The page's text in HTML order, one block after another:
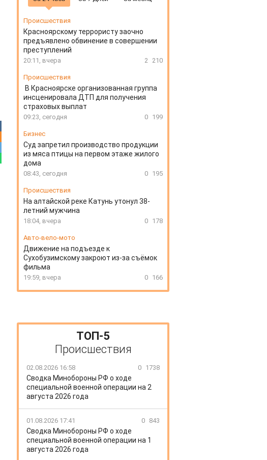
Происшествия
Красноярскому террористу заочно
предъявлено обвинение в совершении
преступлений
20:11, вчера 2 210
Происшествия
В Красноярске организованная группа
инсценировала ДТП для получения
страховых выплат
09:23, сегодня 0 199
Бизнес
Суд запретил производство продукции
из мяса птицы на первом этаже жилого
дома
08:43, сегодня 0 195
Происшествия
На алтайской реке Катунь утонул 38-
летний мужчина
18:04, вчера 0 178
Авто-вело-мото
Движение на подъезде к
Сухобузимскому закроют из-за съёмок
фильма
19:59, вчера 0 166
ТОП-5
Происшествия
02.08.2026 16:58 0 1738
Сводка Минобороны РФ о ходе
специальной военной операции на 2
августа 2026 года
01.08.2026 17:41 0 843
Сводка Минобороны РФ о ходе
специальной военной операции на 1
августа 2026 года